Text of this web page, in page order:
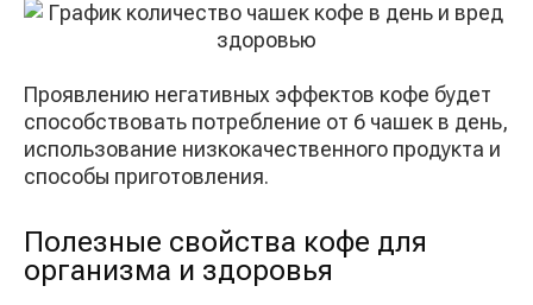
Проявлению негативных эффектов кофе будет
способствовать потребление от 6 чашек в день,
использование низкокачественного продукта и
способы приготовления.
Полезные свойства кофе для
организма и здоровья